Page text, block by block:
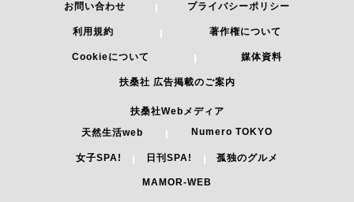
お問い合わせ プライバシーポリシー
利用規約 著作権について
Cookieについて 媒体資料
扶桑社 広告掲載のご案内
扶桑社Webメディア
天然生活web
Numero TOKYO
女子SPA! 日刊SPA! 孤独のグルメ
MAMOR-WEB